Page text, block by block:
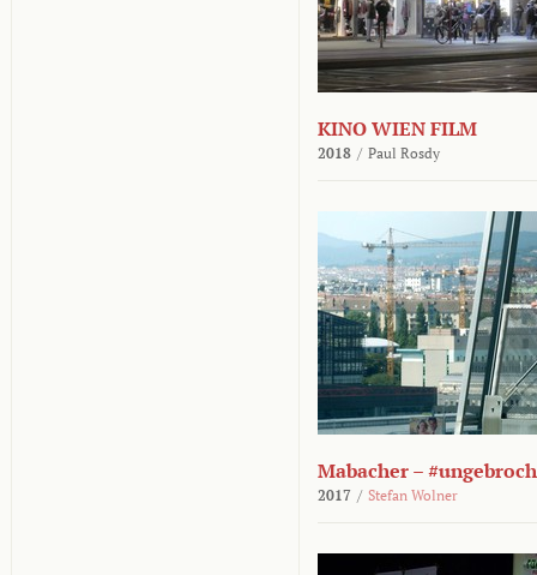
KINO WIEN FILM
2018 / Paul Rosdy
Mabacher –
2017 / Stefan Wolner